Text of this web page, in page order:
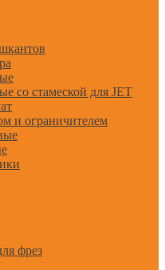
со стамеской для JET
и ограничителем
фрез